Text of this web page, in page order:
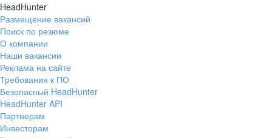
HeadHunter
Размещение вакансий
Поиск по резюме
О компании
Наши вакансии
Реклама на сайте
Требования к ПО
Безопасный HeadHunter
HeadHunter API
Партнерам
Инвесторам